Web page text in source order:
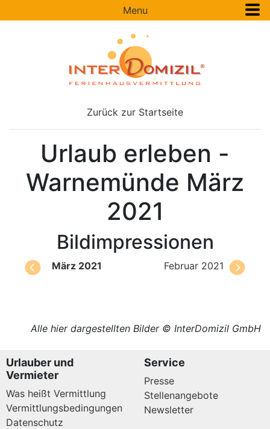
Menu
Zurück zur Startseite
Urlaub erleben -
Warnemünde März
2021
Bildimpressionen
März 2021 Februar 2021
Alle hier dargestellten Bilder © InterDomizil GmbH
Urlauber und
Vermieter
Was heißt Vermittlung
Vermittlungsbedingungen
Datenschutz
Service
Presse
Stellenangebote
Newsletter